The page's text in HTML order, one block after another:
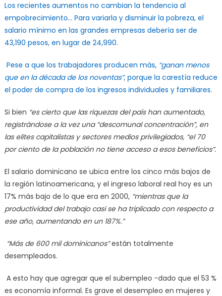
Los recientes aumentos no cambian la tendencia al
empobrecimiento… Para variarla y disminuir la pobreza, el
salario mínimo en las grandes empresas debería ser de
43,190 pesos, en lugar de 24,990.
Pese a que los trabajadores producen más, “ganan menos
que en la década de los noventas”, porque la carestía reduce
el poder de compra de los ingresos individuales y familiares.
Si bien “es cierto que las riquezas del país han aumentado,
registrándose a la vez una “descomunal concentración”, en
las elites capitalistas y sectores medios privilegiados, “el 70
por ciento de la población no tiene acceso a esos beneficios”.
El salario dominicano se ubica entre los cinco más bajos de
la región latinoamericana, y el ingreso laboral real hoy es un
17% más bajo de lo que era en 2000, “mientras que la
productividad del trabajo casi se ha triplicado con respecto a
ese año, aumentando en un 187%.”
“Más de 600 mil dominicanos”están totalmente
desempleados.
A esto hay que agregar que el subempleo -dado que el 53 %
es economía informal. Es grave el desempleo en mujeres y